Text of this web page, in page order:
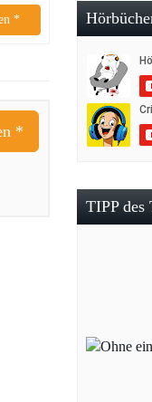
*
*
TIPP des